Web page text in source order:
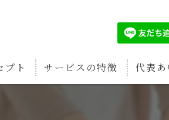
プト サービスの特徴 代表あ